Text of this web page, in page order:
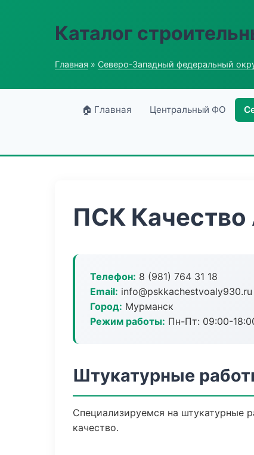
Каталог
Главная » Северо-Западный федеральный
🏠 Главная Центральный ФО
ПСК Качество
Телефон: 8 (981) 764 31 18
Email: info@pskkachestvoaly930.ru
Город: Мурманск
Режим работы: Пн-Пт: 09:00-
Штукатурные
Специализируемся на штукатурные
качество.